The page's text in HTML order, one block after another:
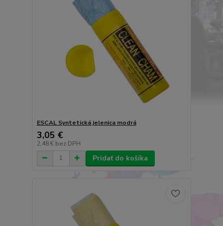
ESCAL Syntetická jelenica modrá
3,05 €
2,48 € bez DPH
Pridať do košíka